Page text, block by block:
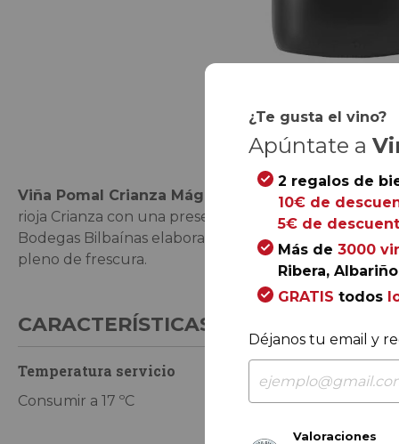
la
galería
de
imágenes
Viña Pomal Crianza Mágnum 2022combina, en un
rioja Crianza con una presencia frutal más llamativa.
Bodegas Bilbaínas elabora un tinto intenso en nariz
pleno de frescura.
CARACTERÍSTICAS DE CONSUMO
Temperatura servicio
Consumir a 17 ºC Ahora o
¿Te gusta el vino?
Apúntate a
2 regalos de
10€ de
5€ de
Más de 3000
Ribera,
GRATIS todos
Déjanos tu email y
Valoraciones